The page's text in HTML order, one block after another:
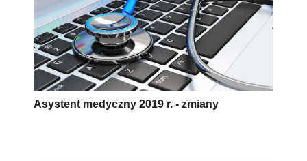
Asystent medyczny 2019 r. - zmiany